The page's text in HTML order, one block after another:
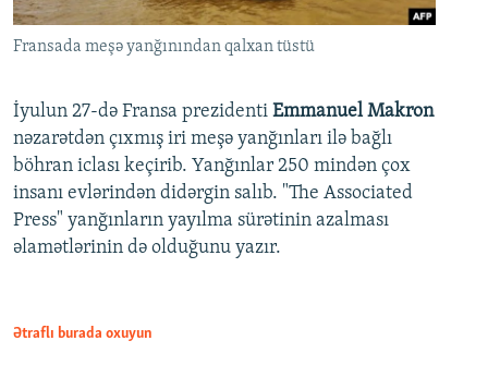
Fransada meşə yanğınından qalxan tüstü
İyulun 27-də Fransa prezidenti Emmanuel Makron
nəzarətdən çıxmış iri meşə yanğınları ilə bağlı
böhran iclası keçirib. Yanğınlar 250 mindən çox
insanı evlərindən didərgin salıb. "The Associated
Press" yanğınların yayılma sürətinin azalması
əlamətlərinin də olduğunu yazır.
Ətraflı burada oxuyun